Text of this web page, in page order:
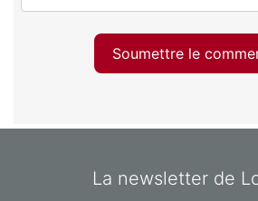
Soumettre le
La newsletter de